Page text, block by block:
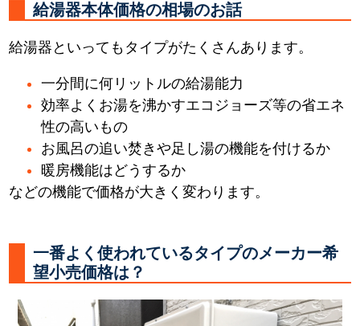
給湯器本体価格の相場のお話
給湯器といってもタイプがたくさんあります。
一分間に何リットルの給湯能力
効率よくお湯を沸かすエコジョーズ等の省エネ
性の高いもの
お風呂の追い焚きや足し湯の機能を付けるか
暖房機能はどうするか
などの機能で価格が大きく変わります。
一番よく使われているタイプのメーカー希
望小売価格は？